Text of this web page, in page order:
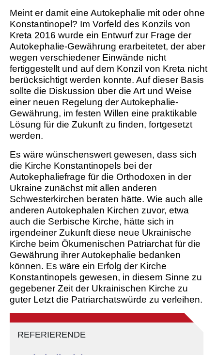
Meint er damit eine Autokephalie mit oder ohne
Konstantinopel? Im Vorfeld des Konzils von
Kreta 2016 wurde ein Entwurf zur Frage der
Autokephalie-Gewährung erarbeitetet, der aber
wegen verschiedener Einwände nicht
fertiggestellt und auf dem Konzil von Kreta nicht
berücksichtigt werden konnte. Auf dieser Basis
sollte die Diskussion über die Art und Weise
einer neuen Regelung der Autokephalie-
Gewährung, im festen Willen eine praktikable
Lösung für die Zukunft zu finden, fortgesetzt
werden.
Es wäre wünschenswert gewesen, dass sich
die Kirche Konstantinopels bei der
Autokephaliefrage für die Orthodoxen in der
Ukraine zunächst mit allen anderen
Schwesterkirchen beraten hätte. Wie auch alle
anderen Autokephalen Kirchen zuvor, etwa
auch die Serbische Kirche, hätte sich in
irgendeiner Zukunft diese neue Ukrainische
Kirche beim Ökumenischen Patriarchat für die
Gewährung ihrer Autokephalie bedanken
können. Es wäre ein Erfolg der Kirche
Konstantinopels gewesen, in diesem Sinne zu
gegebener Zeit der Ukrainischen Kirche zu
guter Letzt die Patriarchatswürde zu verleihen.
REFERIERENDE